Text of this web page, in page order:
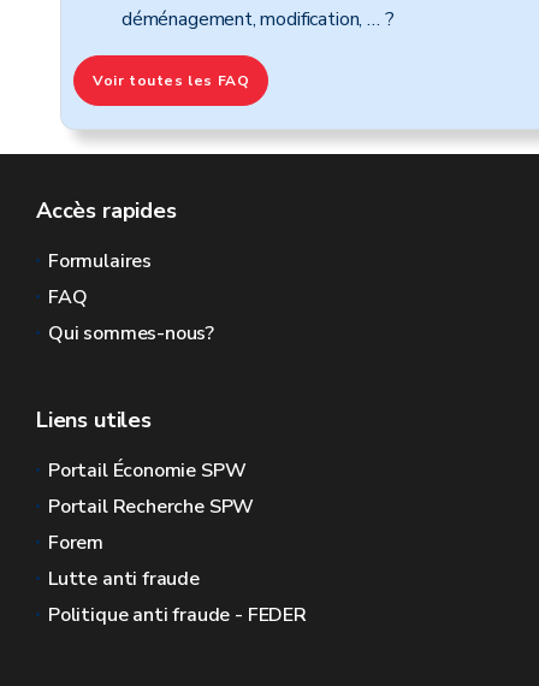
déménagement, modification, … ?
Voir toutes les FAQ
Accès rapides
Formulaires
FAQ
Qui sommes-nous?
Liens utiles
Portail Économie SPW
Portail Recherche SPW
Forem
Lutte anti fraude
Politique anti fraude - FEDER